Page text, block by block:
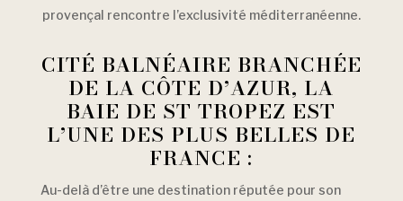
provençal rencontre l’exclusivité méditerranéenne.
CITÉ BALNÉAIRE BRANCHÉE
DE LA CÔTE D’AZUR, LA
BAIE DE ST TROPEZ EST
L’UNE DES PLUS BELLES DE
FRANCE :
Au-delà d’être une destination réputée pour son